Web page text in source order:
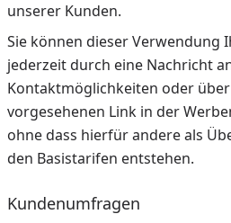
unserer Kunden.
Sie können dieser Verwendung
jederzeit durch eine Nachricht
Kontaktmöglichkeiten oder
vorgesehenen Link in der
ohne dass hierfür andere als
den Basistarifen entstehen.
Kundenumfragen